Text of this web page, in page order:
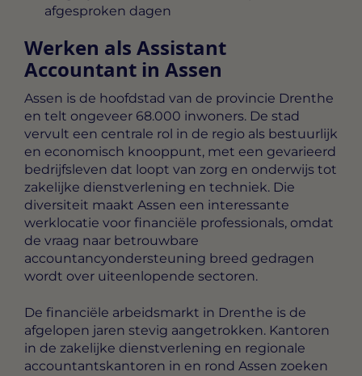
afgesproken dagen
Werken als Assistant
Accountant in Assen
Assen is de hoofdstad van de provincie Drenthe
en telt ongeveer 68.000 inwoners. De stad
vervult een centrale rol in de regio als bestuurlijk
en economisch knooppunt, met een gevarieerd
bedrijfsleven dat loopt van zorg en onderwijs tot
zakelijke dienstverlening en techniek. Die
diversiteit maakt Assen een interessante
werklocatie voor financiële professionals, omdat
de vraag naar betrouwbare
accountancyondersteuning breed gedragen
wordt over uiteenlopende sectoren.
De financiële arbeidsmarkt in Drenthe is de
afgelopen jaren stevig aangetrokken. Kantoren
in de zakelijke dienstverlening en regionale
accountantskantoren in en rond Assen zoeken